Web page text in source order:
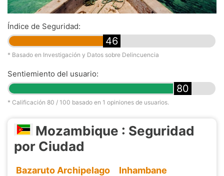
Índice de Seguridad:
46
* Basado en Investigación y Datos sobre Delincuencia
Sentiemiento del usuario:
80
* Calificación 80 / 100 basado en 1 opiniones de usuarios.
Mozambique : Seguridad
por Ciudad
Bazaruto Archipelago
Inhambane